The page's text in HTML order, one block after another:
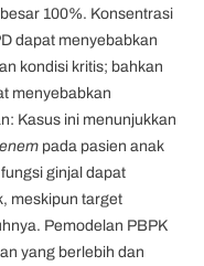
100%. Konsentrasi
dapat menyebabkan
kondisi kritis; bahkan
menyebabkan
Kasus ini menunjukkan
pada pasien anak
ginjal dapat
meskipun target
Pemodelan PBPK
yang berlebih dan